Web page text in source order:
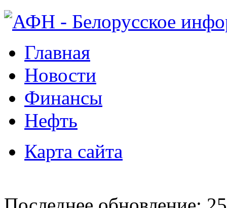
Главная
Новости
Финансы
Нефть
Карта сайта